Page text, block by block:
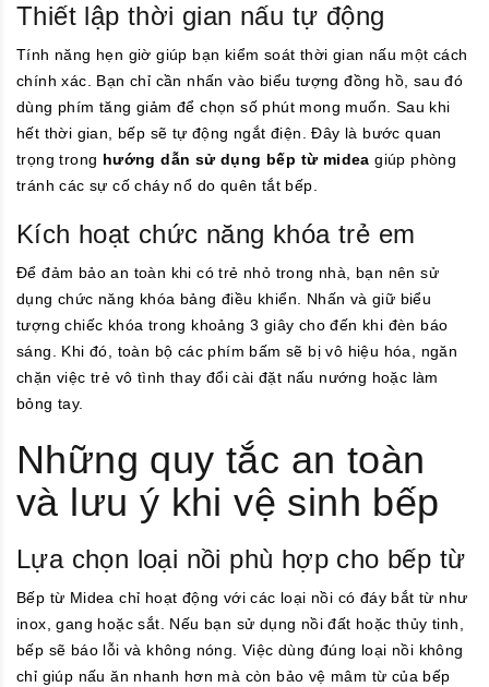
Thiết lập thời gian nấu tự động
Tính năng hẹn giờ giúp bạn kiểm soát thời gian nấu một cách
chính xác. Bạn chỉ cần nhấn vào biểu tượng đồng hồ, sau đó
dùng phím tăng giảm để chọn số phút mong muốn. Sau khi
hết thời gian, bếp sẽ tự động ngắt điện. Đây là bước quan
trọng trong hướng dẫn sử dụng bếp từ midea giúp phòng
tránh các sự cố cháy nổ do quên tắt bếp.
Kích hoạt chức năng khóa trẻ em
Để đảm bảo an toàn khi có trẻ nhỏ trong nhà, bạn nên sử
dụng chức năng khóa bảng điều khiển. Nhấn và giữ biểu
tượng chiếc khóa trong khoảng 3 giây cho đến khi đèn báo
sáng. Khi đó, toàn bộ các phím bấm sẽ bị vô hiệu hóa, ngăn
chặn việc trẻ vô tình thay đổi cài đặt nấu nướng hoặc làm
bỏng tay.
Những quy tắc an toàn
và lưu ý khi vệ sinh bếp
Lựa chọn loại nồi phù hợp cho bếp từ
Bếp từ Midea chỉ hoạt động với các loại nồi có đáy bắt từ như
inox, gang hoặc sắt. Nếu bạn sử dụng nồi đất hoặc thủy tinh,
bếp sẽ báo lỗi và không nóng. Việc dùng đúng loại nồi không
chỉ giúp nấu ăn nhanh hơn mà còn bảo vệ mâm từ của bếp